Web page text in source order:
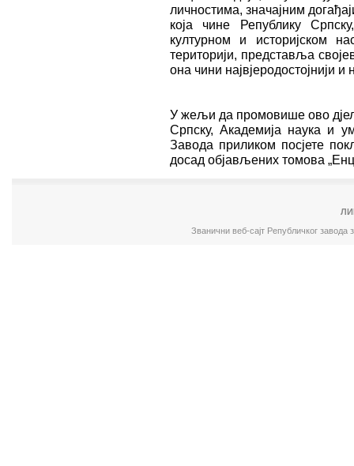
личностима, значајним
која чине Републику
културном и историјском
територији, представља
она чини највјеродостојнији
У жељи да промовише ово
Српску, Академија наука и
Завода приликом посјете
досад објављених томова
Званични веб-сајт Републичког